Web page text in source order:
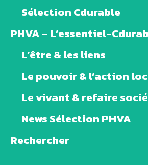
Sélection Cdurable
PHVA – L’essentiel-
L’être & les liens
Le pouvoir & l’action
Le vivant & refaire
News Sélection PHVA
Rechercher